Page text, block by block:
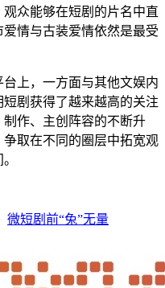
众能够在短剧的片名中直
情与古装爱情依然是最受
上，一方面与其他文娱内
剧获得了越来越高的关注
作、主创阵容的不断升
取在不同的圈层中拓宽观
微短剧前“兔”无量